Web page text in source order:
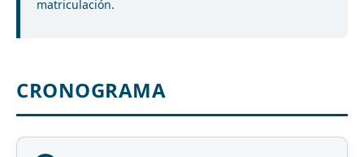
matriculación.
CRONOGRAMA